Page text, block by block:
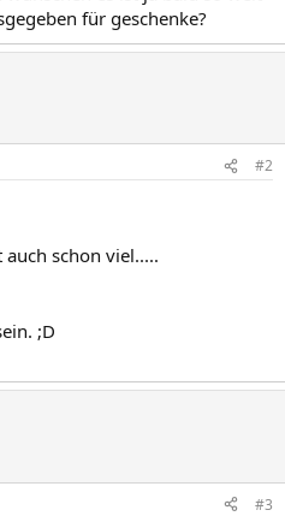
für geschenke?
#2
schon viel.....
;D
#3